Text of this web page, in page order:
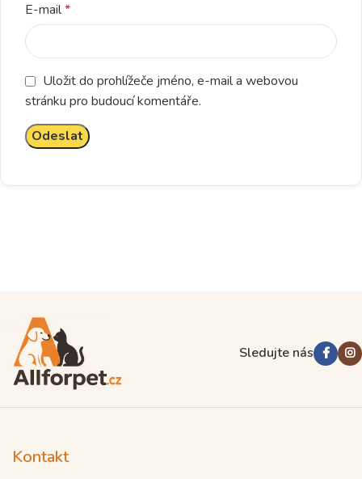
E-mail*
Uložit do prohlížeče jméno, e-mail a webovou
stránku pro budoucí komentáře.
Sledujte nás
Kontakt